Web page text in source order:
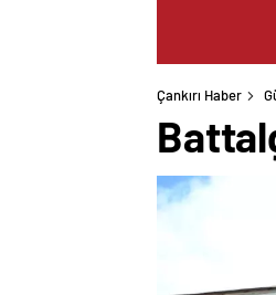
Çankırı Haber